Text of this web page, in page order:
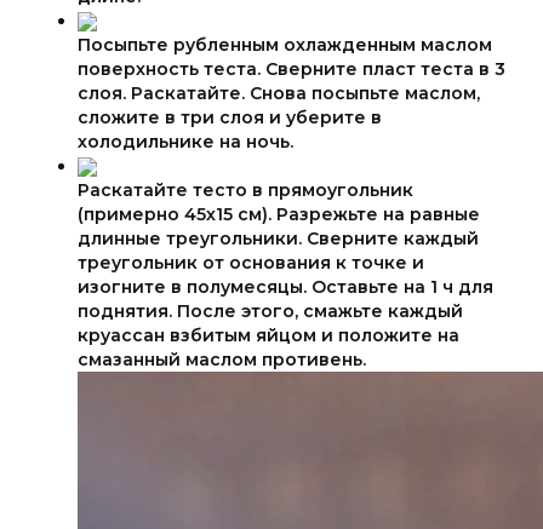
Посыпьте рубленным охлажденным маслом
поверхность теста. Сверните пласт теста в 3
слоя. Раскатайте. Снова посыпьте маслом,
сложите в три слоя и уберите в
холодильнике на ночь.
Раскатайте тесто в прямоугольник
(примерно 45х15 см). Разрежьте на равные
длинные треугольники. Сверните каждый
треугольник от основания к точке и
изогните в полумесяцы. Оставьте на 1 ч для
поднятия. После этого, смажьте каждый
круассан взбитым яйцом и положите на
смазанный маслом противень.